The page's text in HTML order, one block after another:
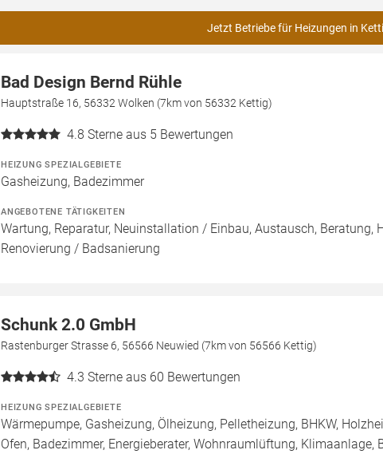
Jetzt Betriebe für Heizungen in
Bad Design Bernd Rühle
Hauptstraße 16, 56332 Wolken (7km von 56332 Kettig)
4.8 Sterne aus 5 Bewertungen
HEIZUNG SPEZIALGEBIETE
Gasheizung, Badezimmer
ANGEBOTENE TÄTIGKEITEN
Wartung, Reparatur, Neuinstallation / Einbau, Austausch, Beratung,
Renovierung / Badsanierung
Schunk 2.0 GmbH
Rastenburger Strasse 6, 56566 Neuwied (7km von 56566 Kettig)
4.3 Sterne aus 60 Bewertungen
HEIZUNG SPEZIALGEBIETE
Wärmepumpe, Gasheizung, Ölheizung, Pelletheizung, BHKW,
Ofen, Badezimmer, Energieberater, Wohnraumlüftung, Klimaanlage,